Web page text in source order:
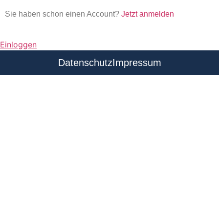
Sie haben schon einen Account? Jetzt anmelden
Einloggen
DatenschutzImpressum